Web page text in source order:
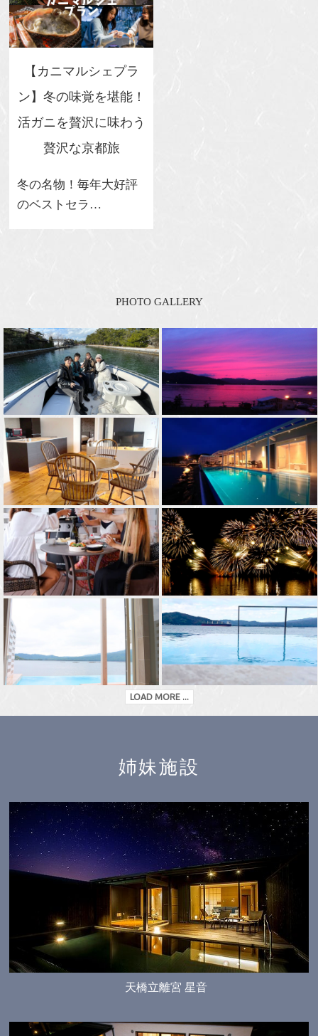
【カニマルシェプラ
ン】冬の味覚を堪能！
活ガニを贅沢に味わう
贅沢な京都旅
冬の名物！毎年大好評
のベストセラ…
PHOTO GALLERY
LOAD MORE ...
姉妹施設
天橋立離宮 星音